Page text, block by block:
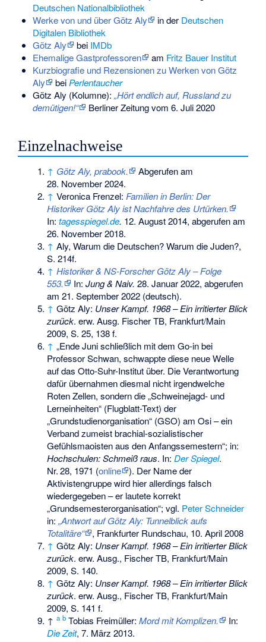
Deutschen Nationalbibliothek
Werke von und über Götz Aly
in der Deutschen
Digitalen Bibliothek
Götz Aly
bei IMDb
Ehemalige Gastprofessoren
am Fritz Bauer Institut
Kurzbiografie und Rezensionen zu Werken von Götz
Aly
beiPerlentaucher
Götz Aly (Kolumne): „Hört endlich auf, Russland zu
demütigen!“
Berliner Zeitung vom 6. Juli 2020
Einzelnachweise
↑ Götz Aly, prabook.
Abgerufen am
28. November 2024.
↑ Veronica Frenzel: Familien in Berlin: Der
Historiker Götz Aly ist Nachfahre des Urtürken.
In:tagesspiegel.de. 12. August 2014, abgerufen am
26. November 2018.
↑ Aly, Warum die Deutschen? Warum die Juden?,
S. 214f.
↑ Historiker & NS-Forscher Götz Aly – Folge
553.
In:Jung & Naiv. 28. Januar 2022, abgerufen
am 21. September 2022 (deutsch).
↑ Götz Aly: Unser Kampf. 1968 – Ein irritierter Blick
zurück. erw. Ausg. Fischer TB, Frankfurt/Main
2009, S. 25, 138 f.
↑ „Ende Juni schließlich mit dem Go-in bei
Professor Schwan, schwappte diese neue Welle
auf das Otto-Suhr-Institut über. Die Verantwortung
dafür übernahmen diesmal nicht irgendwelche
Roten Zellen, sondern die „Schweinejagd- und
Lerneinheiten“ (Flugblatt-Text) der
„Grundstudienorganisation“ (GSO) am Osi – ein
Verband zumeist brachial-sozialistischer
Gefühlsmaoisten aus den Anfangssemestern“; in:
Hochschulen: Schmeiß raus. In:Der Spiegel.
Nr.28, 1971 (online ). Der Name der
Aktivistengruppe wird hier allerdings falsch
wiedergegeben – er lautete korrekt
„Grundsemesterorganisation“; vgl. Peter Schneider
in:„Antwort auf Götz Aly: Tunnelblick aufs
Totalitäre“
, Frankfurter Rundschau, 10. April 2008
↑ Götz Aly: Unser Kampf. 1968 – Ein irritierter Blick
zurück. erw. Ausg., Fischer TB, Frankfurt/Main
2009, S. 140.
↑ Götz Aly: Unser Kampf. 1968 – Ein irritierter Blick
zurück. erw. Ausg., Fischer TB, Frankfurt/Main
2009, S. 141 f.
↑a b Tobias Freimüller:Mord mit Komplizen.
In:
Die Zeit, 7. März 2013.